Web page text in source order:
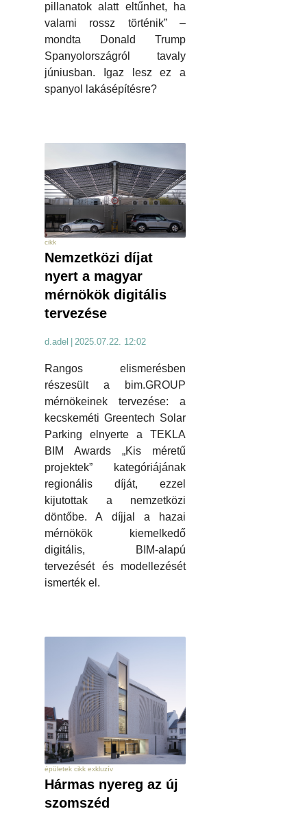
pillanatok alatt eltűnhet, ha
valami rossz történik” –
mondta Donald Trump
Spanyolországról tavaly
júniusban. Igaz lesz ez a
spanyol lakásépítésre?
cikk
Nemzetközi díjat
nyert a magyar
mérnökök digitális
tervezése
d.adel | 2025.07.22. 12:02
Rangos elismerésben
részesült a bim.GROUP
mérnökeinek tervezése: a
kecskeméti Greentech Solar
Parking elnyerte a TEKLA
BIM Awards „Kis méretű
projektek” kategóriájának
regionális díját, ezzel
kijutottak a nemzetközi
döntőbe. A díjjal a hazai
mérnökök kiemelkedő
digitális, BIM-alapú
tervezését és modellezését
ismerték el.
épületek cikk exkluzív
Hármas nyereg az új
szomszéd